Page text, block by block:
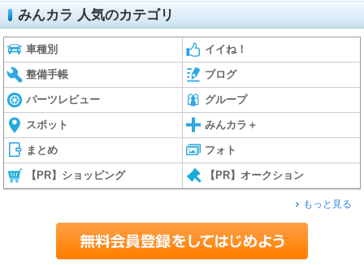
みんカラ 人気のカテゴリ
車種別 イイね！
整備手帳 ブログ
パーツレビュー グループ
スポット みんカラ＋
まとめ フォト
【PR】ショッピング 【PR】オークション
もっと見る